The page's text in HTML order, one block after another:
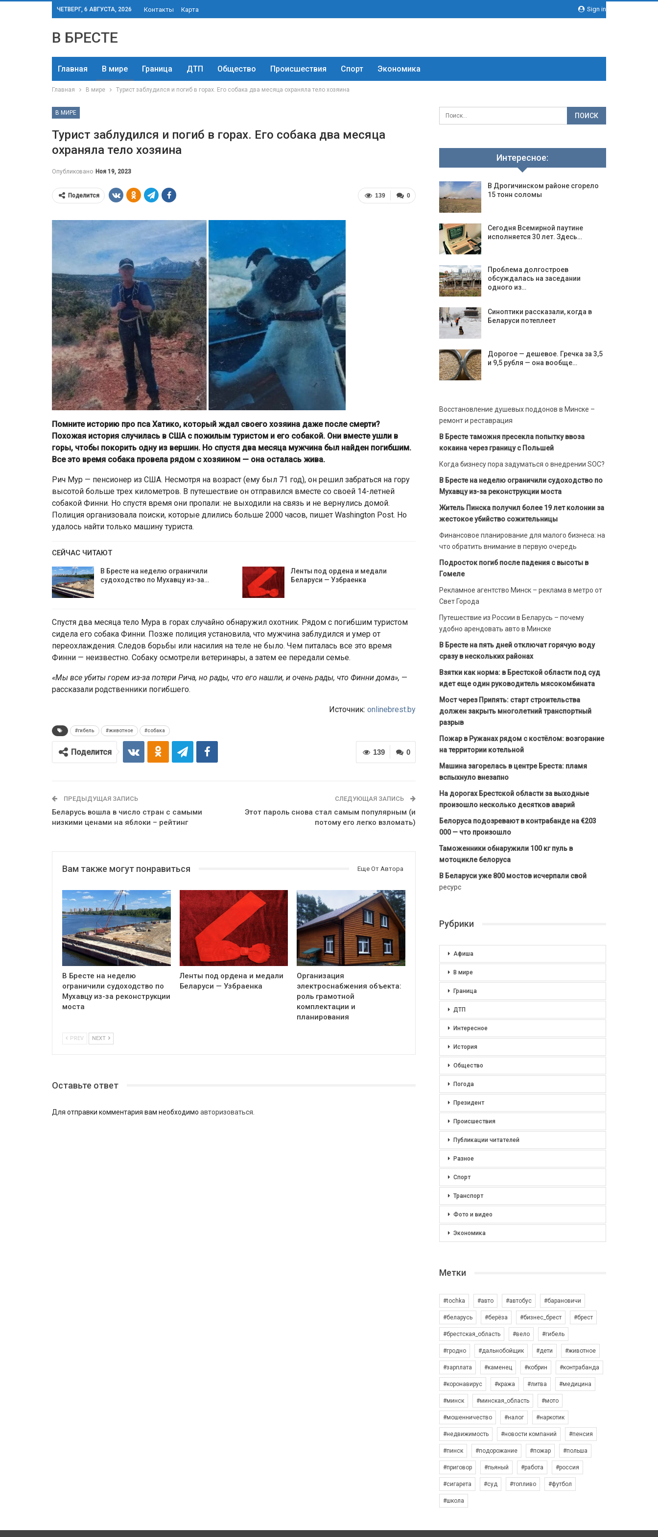
Sign in
ЧЕТВЕРГ, 6 АВГУСТА, 2026 Контакты Карта
В БРЕСТЕ
Главная В мире Граница ДТП Общество Происшествия Спорт Экономика
Главная В мире Турист заблудился и погиб в горах. Его собака два месяца охраняла тело хозяина
В МИРЕ
Турист заблудился и погиб в горах. Его собака два месяца
охраняла тело хозяина
Опубликовано Ноя 19, 2023
0
139
Поделится
Помните историю про пса Хатико, который ждал своего хозяина даже после смерти?
Похожая история случилась в США с пожилым туристом и его собакой. Они вместе ушли в
горы, чтобы покорить одну из вершин. Но спустя два месяца мужчина был найден погибшим.
Все это время собака провела рядом с хозяином — она осталась жива.
Рич Мур — пенсионер из США. Несмотря на возраст (ему был 71 год), он решил забраться на гору
высотой больше трех километров. В путешествие он отправился вместе со своей 14-летней
собакой Финни. Но спустя время они пропали: не выходили на связь и не вернулись домой.
Полиция организовала поиски, которые длились больше 2000 часов, пишет Washington Post. Но
удалось найти только машину туриста.
СЕЙЧАС ЧИТАЮТ
В Бресте на неделю ограничили
судоходство по Мухавцу из-за…
Ленты под ордена и медали
Беларуси — Узбраенка
Спустя два месяца тело Мура в горах случайно обнаружил охотник. Рядом с погибшим туристом
сидела его собака Финни. Позже полиция установила, что мужчина заблудился и умер от
переохлаждения. Следов борьбы или насилия на теле не было. Чем питалась все это время
Финни — неизвестно. Собаку осмотрели ветеринары, а затем ее передали семье.
«Мы все убиты горем из-за потери Рича, но рады, что его нашли, и очень рады, что Финни дома», —
рассказали родственники погибшего.
Источник: onlinebrest.by
#гибель #животное #собака
0
139
Поделится
ПРЕДЫДУЩАЯ ЗАПИСЬ
Беларусь вошла в число стран с самыми
низкими ценами на яблоки – рейтинг
СЛЕДУЮЩАЯ ЗАПИСЬ
Этот пароль снова стал самым популярным (и
потому его легко взломать)
Вам также могут понравиться Еще От Автора
В Бресте на неделю
ограничили судоходство по
Мухавцу из-за реконструкции
моста
Ленты под ордена и медали
Беларуси — Узбраенка
Организация
электроснабжения объекта:
роль грамотной
комплектации и
планирования
PREV NEXT
Оставьте ответ
Для отправки комментария вам необходимо авторизоваться
Интересное:
В Дрогичинском районе сгорело
15 тонн соломы
Сегодня Всемирной паутине
исполняется 30 лет. Здесь…
Проблема долгостроев
обсуждалась на заседании
одного из…
Синоптики рассказали, когда в
Беларуси потеплеет
Дорогое — дешевое. Гречка за 3,5
и 9,5 рубля — она вообще…
Восстановление душевых поддонов в Минске –
ремонт и реставрация
В Бресте таможня пресекла попытку ввоза
кокаина через границу с Польшей
Когда бизнесу пора задуматься о внедрении SOC?
В Бресте на неделю ограничили судоходство по
Мухавцу из-за реконструкции моста
Житель Пинска получил более 19 лет колонии за
жестокое убийство сожительницы
Финансовое планирование для малого бизнеса: на
что обратить внимание в первую очередь
Подросток погиб после падения с высоты в
Гомеле
Рекламное агентство Минск – реклама в метро от
Свет Города
Путешествие из России в Беларусь – почему
удобно арендовать авто в Минске
В Бресте на пять дней отключат горячую воду
сразу в нескольких районах
Взятки как норма: в Брестской области под суд
идет еще один руководитель мясокомбината
Мост через Припять: старт строительства
должен закрыть многолетний транспортный
разрыв
Пожар в Ружанах рядом с костёлом: возгорание
на территории котельной
Машина загорелась в центре Бреста: пламя
вспыхнуло внезапно
На дорогах Брестской области за выходные
произошло несколько десятков аварий
Белоруса подозревают в контрабанде на €203
000 — что произошло
Таможенники обнаружили 100 кг пуль в
мотоцикле белоруса
В Беларуси уже 800 мостов исчерпали свой
ресурс
Рубрики
Афиша
В мире
Граница
ДТП
Интересное
История
Общество
Погода
Президент
Происшествия
Публикации читателей
Разное
Спорт
Транспорт
Фото и видео
Экономика
Метки
#tochka #авто #автобус #барановичи
#беларусь #берёза #бизнес_брест #брест
#брестская_область #вело #гибель
#гродно #дальнобойщик #дети #животное
#зарплата #каменец #кобрин #контрабанда
#коронавирус #кража #литва #медицина
#минск #минская_область #мото
#мошенничество #налог #наркотик
#недвижимость #новости компаний #пенсия
#пинск #подорожание #пожар #польша
#приговор #пьяный #работа #россия
#сигарета #суд #топливо #футбол
#школа